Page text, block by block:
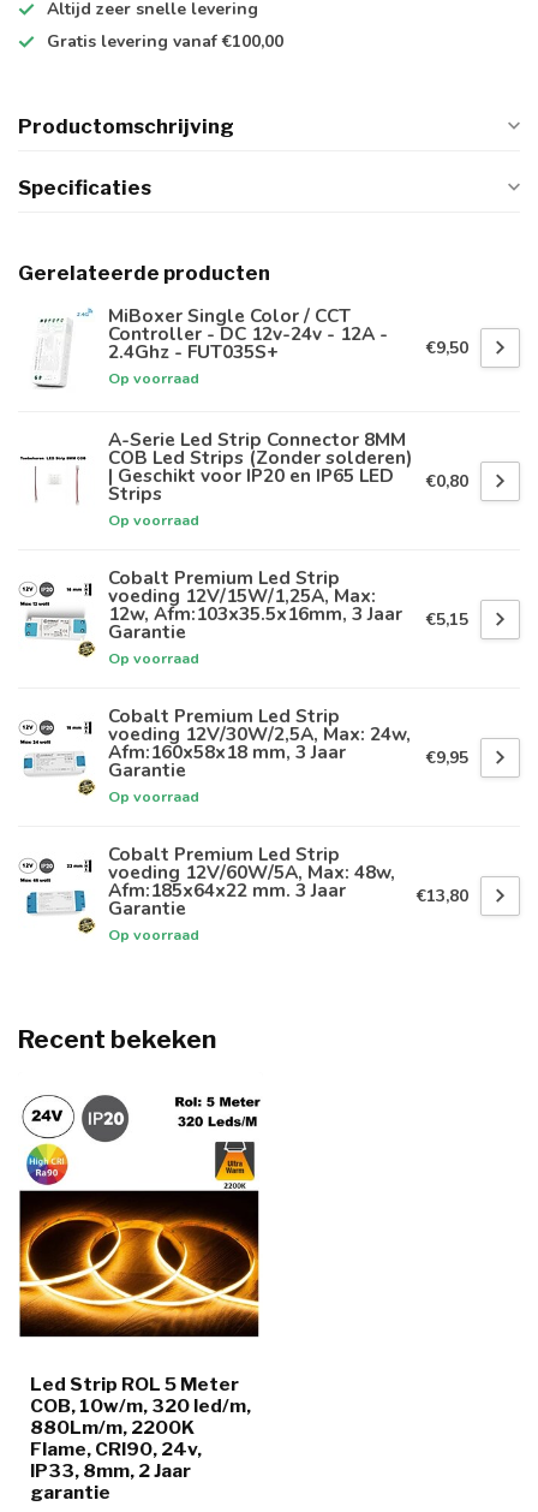
Altijd zeer snelle levering
Gratis levering vanaf €100,00
Productomschrijving
Specificaties
Gerelateerde producten
MiBoxer Single Color / CCT
Controller - DC 12v-24v - 12A -
2.4Ghz - FUT035S+
Op voorraad
€9,50
A-Serie Led Strip Connector 8MM
COB Led Strips (Zonder solderen)
| Geschikt voor IP20 en IP65 LED
Strips
Op voorraad
€0,80
Cobalt Premium Led Strip
voeding 12V/15W/1,25A, Max:
12w, Afm:103x35.5x16mm, 3 Jaar
Garantie
Op voorraad
€5,15
Cobalt Premium Led Strip
voeding 12V/30W/2,5A, Max: 24w,
Afm:160x58x18 mm, 3 Jaar
Garantie
Op voorraad
€9,95
Cobalt Premium Led Strip
voeding 12V/60W/5A, Max: 48w,
Afm:185x64x22 mm. 3 Jaar
Garantie
Op voorraad
€13,80
Recent bekeken
Led Strip ROL 5 Meter
COB, 10w/m, 320 led/m,
880Lm/m, 2200K
Flame, CRI90, 24v,
IP33, 8mm, 2 Jaar
garantie